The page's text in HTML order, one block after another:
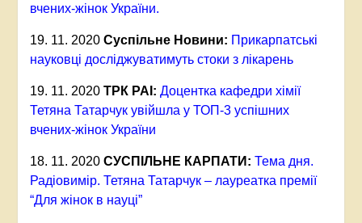
вчених-жінок України.
19. 11. 2020 Суспільне Новини: Прикарпатські
науковці досліджуватимуть стоки з лікарень
19. 11. 2020 ТРК РАІ: Доцентка кафедри хімії
Тетяна Татарчук увійшла у ТОП-3 успішних
вчених-жінок України
18. 11. 2020 СУСПІЛЬНЕ КАРПАТИ: Тема дня.
Радіовимір. Тетяна Татарчук – лауреатка премії
“Для жінок в науці”